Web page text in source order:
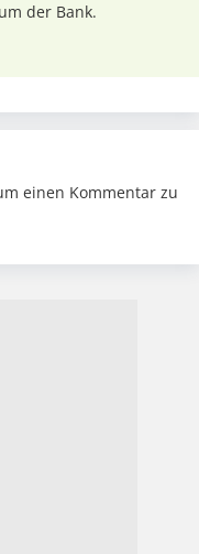
der Bank.
einen Kommentar zu